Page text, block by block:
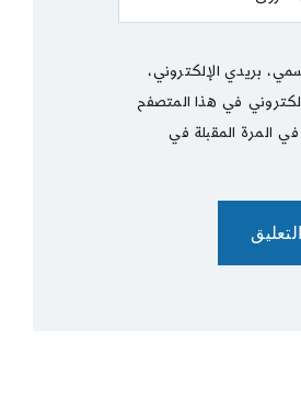
بريدي الإلكتروني،
في هذا المتصفح
المرة المقبلة في